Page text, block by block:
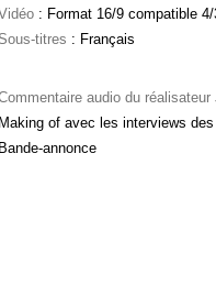
: Format 16/9 compatible
Sous-titres : Français
audio du
Making of avec les interviews
Bande-annonce